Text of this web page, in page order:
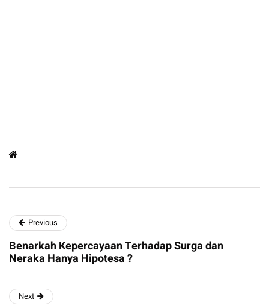
Previous
Benarkah Kepercayaan Terhadap Surga dan
Neraka Hanya Hipotesa ?
Next